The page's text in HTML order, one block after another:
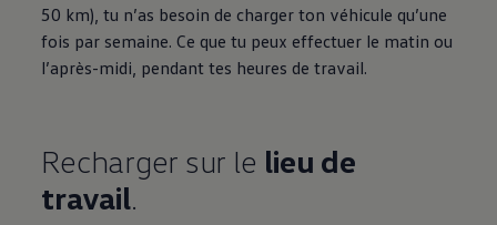
50 km), tu n’as besoin de charger ton véhicule qu’une
fois par semaine. Ce que tu peux effectuer le matin ou
l’après-midi, pendant tes heures de travail.
Recharger sur le lieu de
travail.